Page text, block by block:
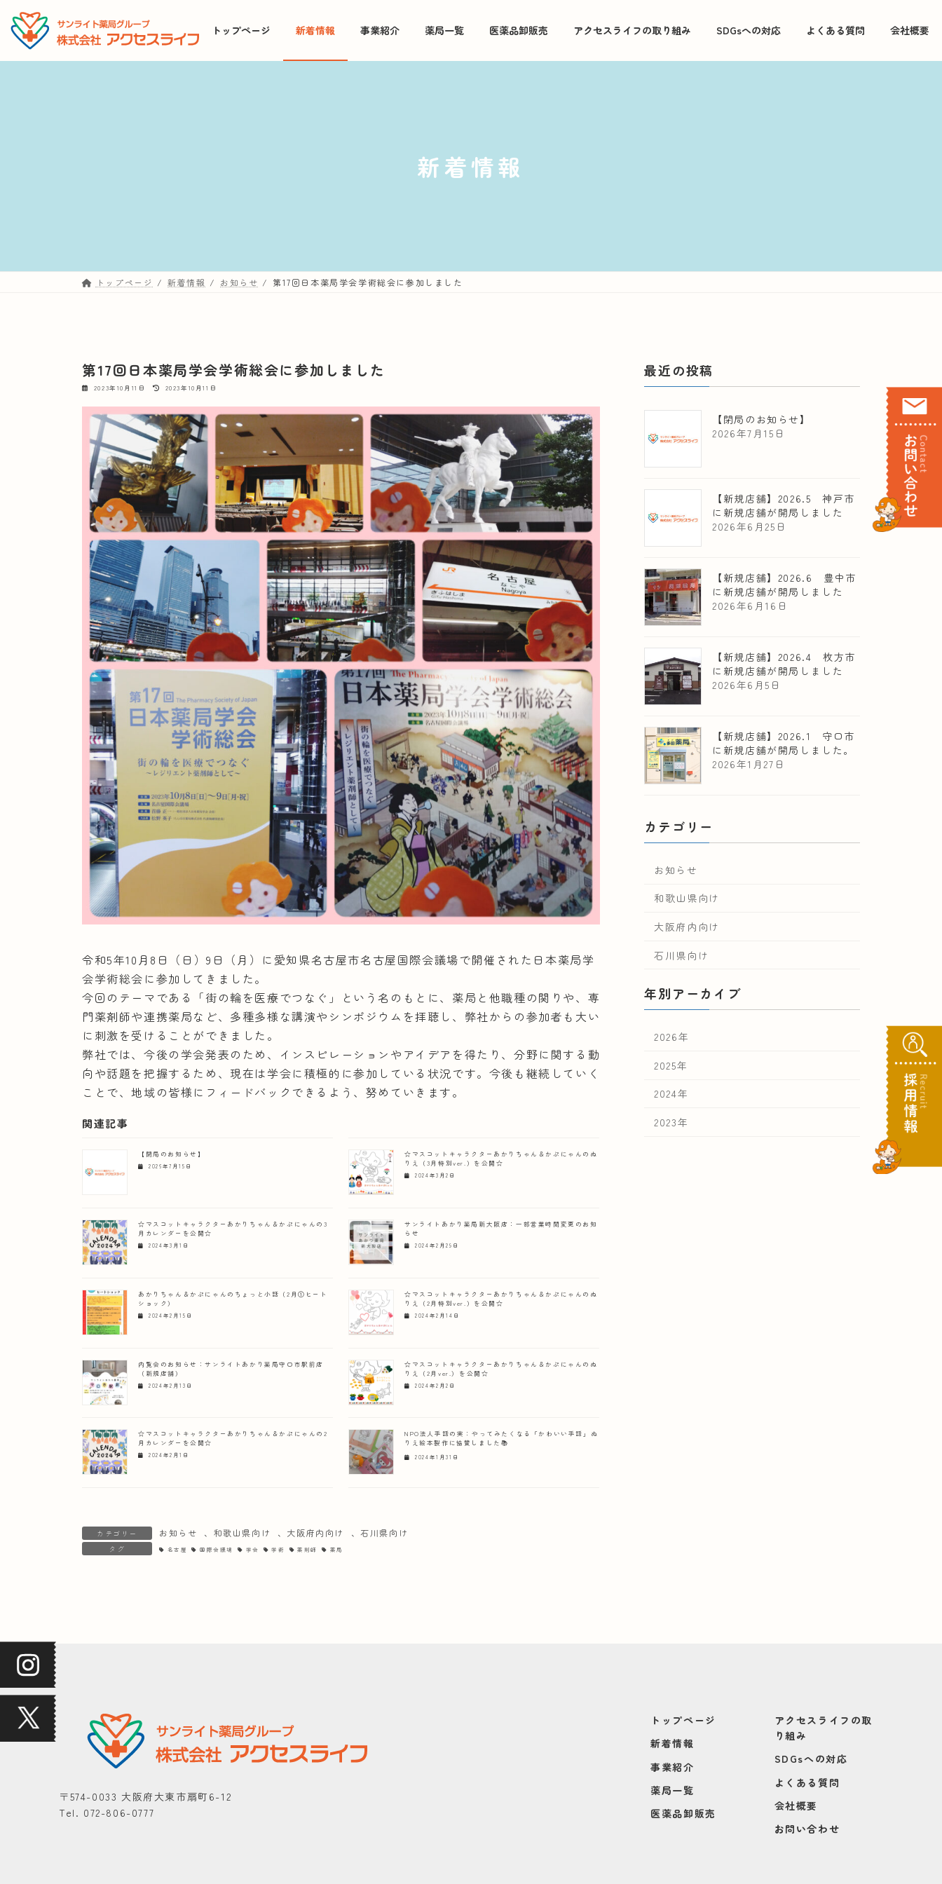
ン
ン
ビ
ー
トップページ 新着情報 事業紹介 薬局一覧 医薬品卸販売 アクセスライフの取り組み SDGsへの対応 よくある質問 会社概要
新着情報
トップページ 新着情報 お知らせ 第17回日本薬局学会学術総会に参加しました
第17回日本薬局学会学術総会に参加しました
2023年10月11日
最
更
新
日
時
:
2023年10月11日
令和5年10月8日（日）9日（月）に愛知県名古屋市名古屋国際会議場で開催された日本薬局学
会学術総会に参加してきました。
今回のテーマである「街の輪を医療でつなぐ」という名のもとに、薬局と他職種の関りや、専
門薬剤師や連携薬局など、多種多様な講演やシンポジウムを拝聴し、弊社からの参加者も大い
に刺激を受けることができました。
弊社では、今後の学会発表のため、インスピレーションやアイデアを得たり、分野に関する動
向や話題を把握するため、現在は学会に積極的に参加している状況です。今後も継続していく
ことで、地域の皆様にフィードバックできるよう、努めていきます。
関連記事
【閉局のお知らせ】
2026年7月15日
☆マスコットキャラクターあかりちゃん＆かぷにゃんのぬ
りえ（3月特別ver.）を公開☆
2024年3月2日
☆マスコットキャラクターあかりちゃん＆かぷにゃんの3
月カレンダーを公開☆
2024年3月1日
サンライトあかり薬局新大阪店：一部営業時間変更のお知
らせ
2024年2月29日
あかりちゃん＆かぷにゃんのちょっと小話（2月①ヒート
ショック）
2024年2月15日
☆マスコットキャラクターあかりちゃん＆かぷにゃんのぬ
りえ（2月特別ver.）を公開☆
2024年2月14日
内覧会のお知らせ：サンライトあかり薬局守口市駅前店
（新規店舗）
2024年2月13日
☆マスコットキャラクターあかりちゃん＆かぷにゃんのぬ
りえ（2月ver.）を公開☆
2024年2月2日
☆マスコットキャラクターあかりちゃん＆かぷにゃんの2
月カレンダーを公開☆
2024年2月1日
NPO法人手話の実：やってみたくなる「かわいい手話」ぬ
りえ絵本製作に協賛しました📚
2024年1月31日
カテゴリー お知らせ 、 和歌山県向け 、 大阪府内向け 、石川県向け
タグ 名古屋 国際会議場 学会 学術 薬剤師 薬局
最近の投稿
【閉局のお知らせ】
2026年7月15日
【新規店舗】2026.5 神戸市
に新規店舗が開局しました
2026年6月25日
【新規店舗】2026.6 豊中市
に新規店舗が開局しました
2026年6月16日
【新規店舗】2026.4 枚方市
に新規店舗が開局しました
2026年6月5日
【新規店舗】2026.1 守口市
に新規店舗が開局しました。
2026年1月27日
カテゴリー
お知らせ
和歌山県向け
大阪府内向け
石川県向け
年別アーカイブ
2026年
2025年
2024年
2023年
〒574-0033 大阪府大東市扇町6-12
Tel. 072-806-0777
トップページ
新着情報
事業紹介
薬局一覧
医薬品卸販売
アクセスライフの取
り組み
SDGsへの対応
よくある質問
会社概要
お問い合わせ